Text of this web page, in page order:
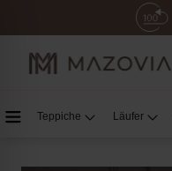
Teppiche Läufer